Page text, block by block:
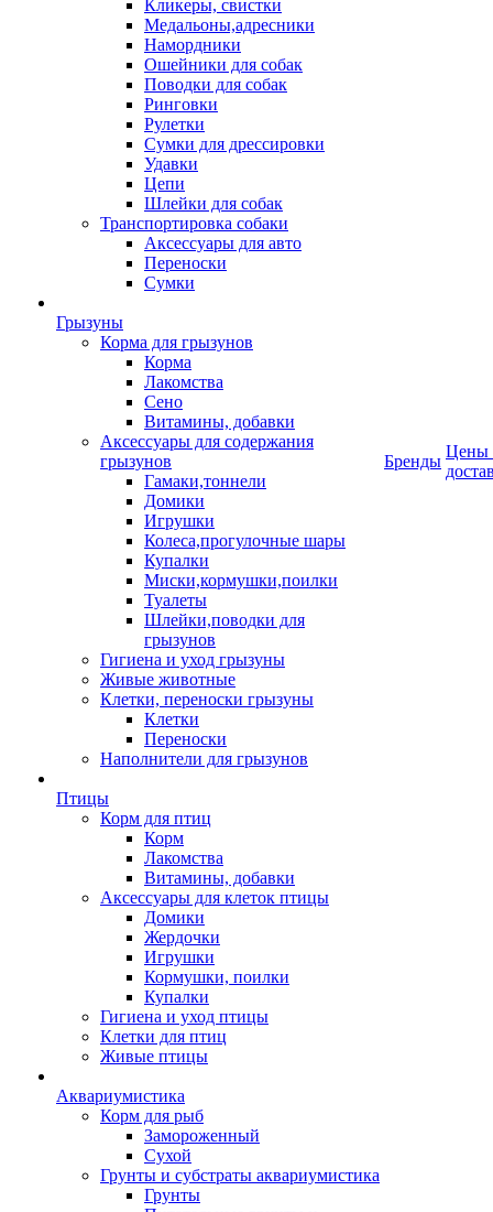
Кликеры, свистки
Медальоны,адресники
Намордники
Ошейники для собак
Поводки для собак
Ринговки
Рулетки
Сумки для дрессировки
Удавки
Цепи
Шлейки для собак
Транспортировка собаки
Аксессуары для авто
Переноски
Сумки
Грызуны
Корма для грызунов
Корма
Лакомства
Сено
Витамины, добавки
Аксессуары для содержания
грызунов
Гамаки,тоннели
Домики
Игрушки
Колеса,прогулочные шары
Купалки
Миски,кормушки,поилки
Туалеты
Шлейки,поводки для
грызунов
Гигиена и уход грызуны
Живые животные
Клетки, переноски грызуны
Клетки
Переноски
Наполнители для грызунов
Птицы
Корм для птиц
Корм
Лакомства
Витамины, добавки
Аксессуары для клеток птицы
Домики
Жердочки
Игрушки
Кормушки, поилки
Купалки
Гигиена и уход птицы
Клетки для птиц
Живые птицы
Аквариумистика
Корм для рыб
Замороженный
Сухой
Грунты и субстраты аквариумистика
Грунты
Бренды
Цены